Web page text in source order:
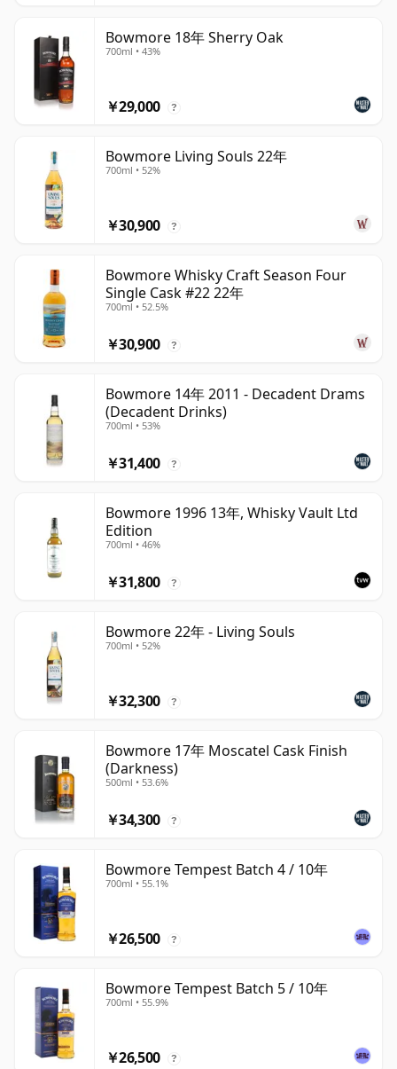
Bowmore 18年 Sherry Oak
700ml • 43%
￥29,000 ?
Bowmore Living Souls 22年
700ml • 52%
￥30,900 ?
Bowmore Whisky Craft Season Four
Single Cask #22 22年
700ml • 52.5%
￥30,900 ?
Bowmore 14年 2011 - Decadent Drams
(Decadent Drinks)
700ml • 53%
￥31,400 ?
Bowmore 1996 13年, Whisky Vault Ltd
Edition
700ml • 46%
￥31,800 ?
Bowmore 22年 - Living Souls
700ml • 52%
￥32,300 ?
Bowmore 17年 Moscatel Cask Finish
(Darkness)
500ml • 53.6%
￥34,300 ?
Bowmore Tempest Batch 4 / 10年
700ml • 55.1%
￥26,500 ?
Bowmore Tempest Batch 5 / 10年
700ml • 55.9%
￥26,500 ?